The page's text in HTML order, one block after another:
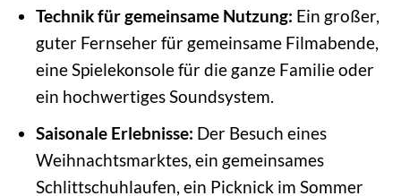
Technik für gemeinsame Nutzung: Ein großer,
guter Fernseher für gemeinsame Filmabende,
eine Spielekonsole für die ganze Familie oder
ein hochwertiges Soundsystem.
Saisonale Erlebnisse: Der Besuch eines
Weihnachtsmarktes, ein gemeinsames
Schlittschuhlaufen, ein Picknick im Sommer